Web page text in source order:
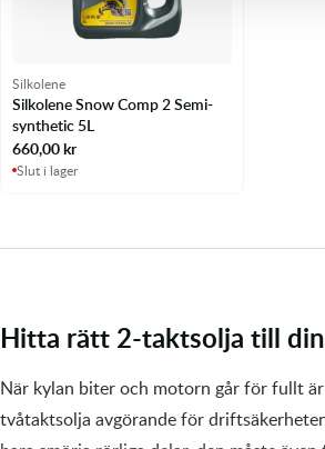
Silkolene
Silkolene Snow Comp 2 Semi-
synthetic 5L
660,00kr
Slut i lager
Hitta rätt 2-taktsolja till
När kylan biter och motorn går för fullt
tvåtaktsolja avgörande för